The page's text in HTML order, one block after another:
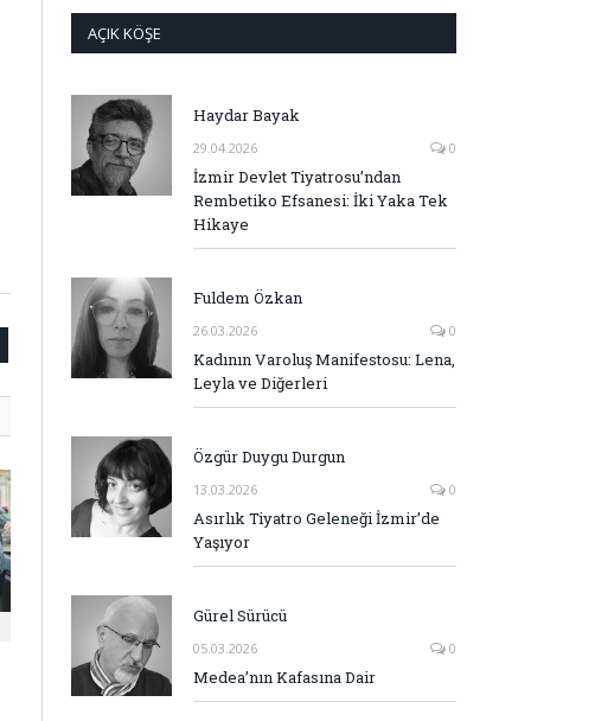
AÇIK KÖŞE
Haydar Bayak
29.04.2026 0
İzmir Devlet Tiyatrosu’ndan
Rembetiko Efsanesi: İki Yaka Tek
Hikaye
Fuldem Özkan
26.03.2026 0
Kadının Varoluş Manifestosu: Lena,
Leyla ve Diğerleri
Özgür Duygu Durgun
13.03.2026 0
Asırlık Tiyatro Geleneği İzmir’de
Yaşıyor
Gürel Sürücü
05.03.2026 0
Medea’nın Kafasına Dair